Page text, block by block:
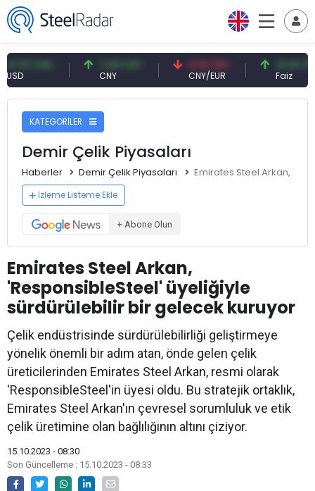
7,09 CNY 0,13 CNY
CNY/EUR
41,54 TRY
KATEGORİLER
Demir Çelik Piyasaları
Haberler Demir Çelik Piyasaları Emirates Steel Arkan,
İzleme Listeme Ekle
+ Abone Olun
Emirates Steel Arkan,
'ResponsibleSteel' üyeliğiyle
sürdürülebilir bir gelecek kuruyor
Çelik endüstrisinde sürdürülebilirliği geliştirmeye
yönelik önemli bir adım atan, önde gelen çelik
üreticilerinden Emirates Steel Arkan, resmi olarak
'ResponsibleSteel'in üyesi oldu. Bu stratejik ortaklık,
Emirates Steel Arkan'ın çevresel sorumluluk ve etik
çelik üretimine olan bağlılığının altını çiziyor.
15.10.2023 - 08:30
Son Güncelleme : 15.10.2023 - 08:33